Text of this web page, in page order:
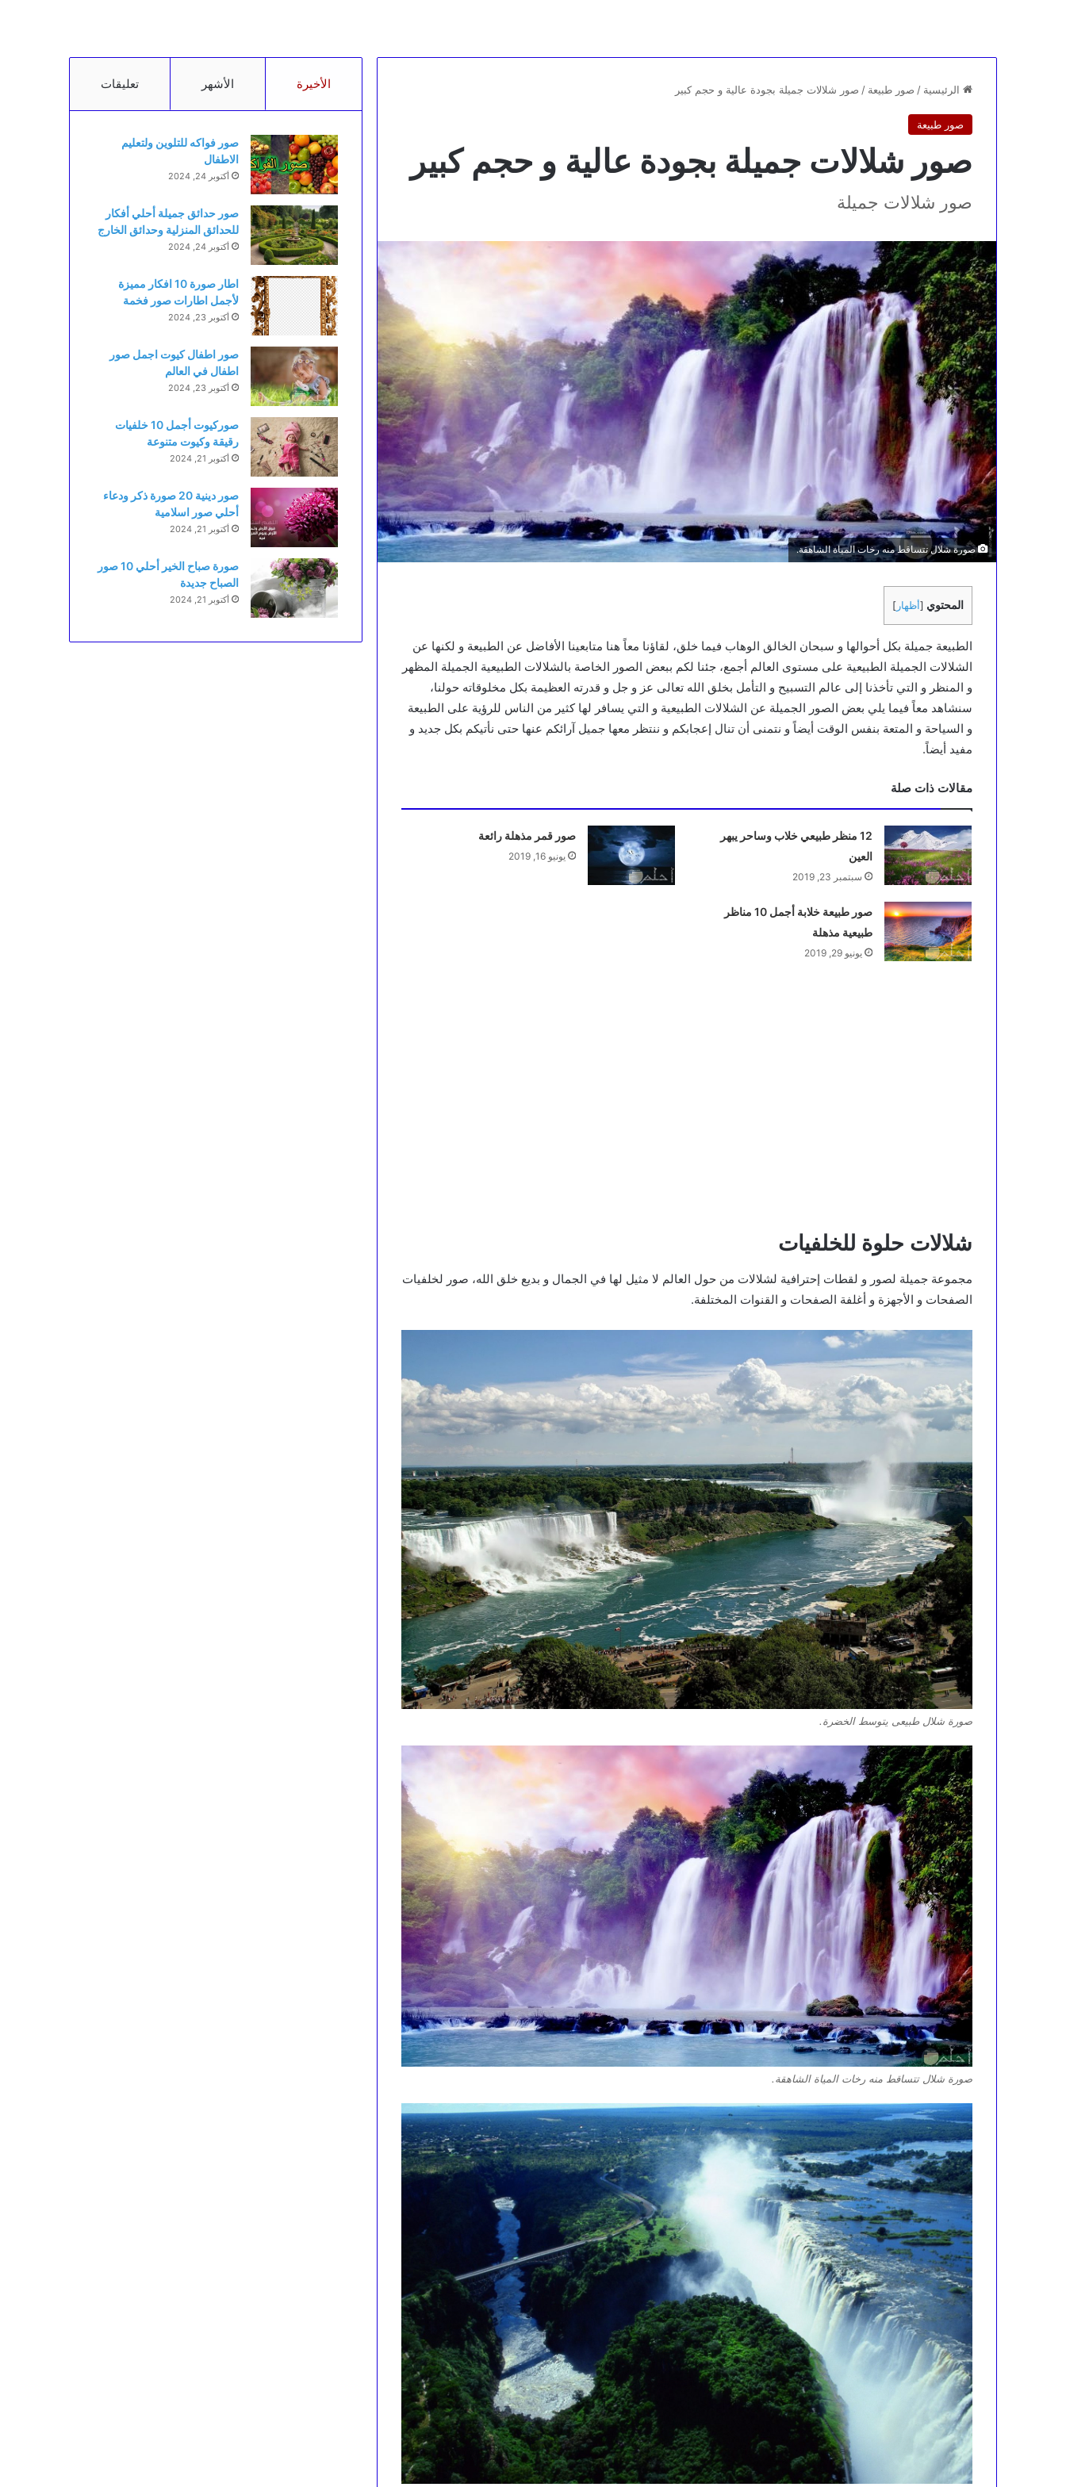
الرئيسية / صور طبيعة / صور شلالات جميلة بجودة عالية و حجم كبير
صور طبيعة
صور شلالات جميلة بجودة عالية و حجم كبير
صور شلالات جميلة
صورة شلال تتساقط منه رخات المياة الشاهقة.
المحتوي [أظهار ]
الطبيعة جميلة بكل أحوالها و سبحان الخالق الوهاب فيما خلق، لقاؤنا معاً هنا متابعينا الأفاضل عن الطبيعة و لكنها عن
الشلالات الجميلة الطبيعية على مستوى العالم أجمع، جئنا لكم ببعض الصور الخاصة بالشلالات الطبيعية الجميلة المظهر
و المنظر و التي تأخذنا إلى عالم التسبيح و التأمل بخلق الله تعالى عز و جل و قدرته العظيمة بكل مخلوقاته حولنا،
سنشاهد معاً فيما يلي بعض الصور الجميلة عن الشلالات الطبيعية و التي يسافر لها كثير من الناس للرؤية على الطبيعة
و السياحة و المتعة بنفس الوقت أيضاً و نتمنى أن تنال إعجابكم و ننتظر معها جميل آرائكم عنها حتى نأتيكم بكل جديد و
مفيد أيضاً.
مقالات ذات صلة
12 منظر طبيعي خلاب وساحر يبهر
العين
سبتمبر 23, 2019
صور قمر مذهلة رائعة
يونيو 16, 2019
صور طبيعة خلابة أجمل 10 مناظر
طبيعية مذهلة
يونيو 29, 2019
شلالات حلوة للخلفيات
مجموعة جميلة لصور و لقطات إحترافية لشلالات من حول العالم لا مثيل لها في الجمال و بديع خلق الله، صور لخلفيات
الصفحات و الأجهزة و أغلفة الصفحات و القنوات المختلفة.
صورة شلال طبيعى يتوسط الخضرة.
صورة شلال تتساقط منه رخات المياة الشاهقة.
الأخيرة الأشهر تعليقات
صور فواكه للتلوين ولتعليم
الاطفال
أكتوبر 24, 2024
صور حدائق جميلة أحلي أفكار
للحدائق المنزلية وحدائق الخارج
أكتوبر 24, 2024
اطار صورة 10 افكار مميزة
لأجمل اطارات صور فخمة
أكتوبر 23, 2024
صور اطفال كيوت اجمل صور
اطفال في العالم
أكتوبر 23, 2024
صوركيوت أجمل 10 خلفيات
رقيقة وكيوت متنوعة
أكتوبر 21, 2024
صور دينية 20 صورة ذكر ودعاء
أحلي صور اسلامية
أكتوبر 21, 2024
صورة صباح الخير أحلي 10 صور
الصباح جديدة
أكتوبر 21, 2024